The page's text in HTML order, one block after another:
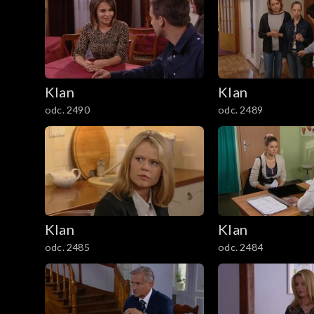
3801–3900
3701–3800
3601–3700
3501–3600
3401–3500
3301–3400
3201–3300
Klan
odc. 2490
Klan
odc. 2489
Klan
odc. 2485
Klan
odc. 2484